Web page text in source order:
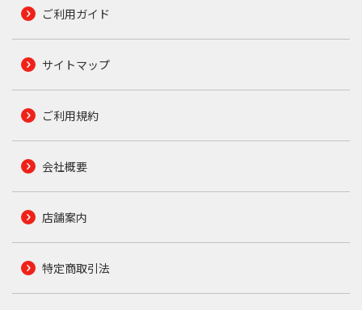
ご利用ガイド
サイトマップ
ご利用規約
会社概要
店舗案内
特定商取引法